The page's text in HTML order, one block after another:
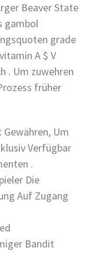
Beaver State
gambol
grade
A $ V
. Um zuwehren
früher
Um
Verfügbar
.
Die
Auf Zugang
Bandit